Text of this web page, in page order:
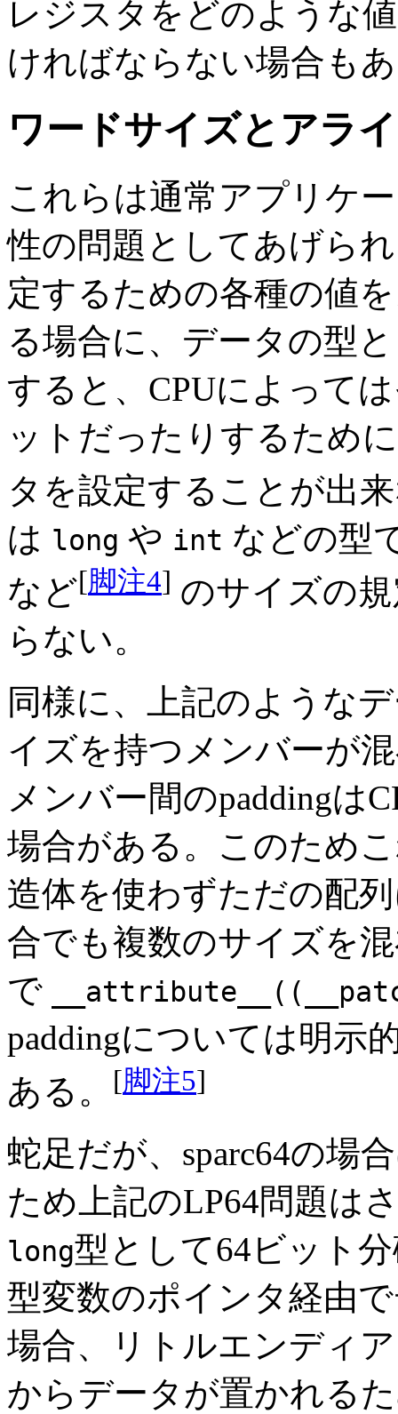
レジスタをどのような
ければならない場合も
ワードサイズとアラ
これらは通常アプリケ
性の問題としてあげら
定するための各種の値
る場合に、データの型
すると、CPUによって
ットだったりするため
タを設定することが出
は long や int などの型
など[脚注4] のサイズの
らない。
同様に、上記のような
イズを持つメンバーが
メンバー間のpaddingは
場合がある。このため
造体を使わずただの配
合でも複数のサイズを
で
paddingについては明示
ある。
[脚注5]
蛇足だが、sparc64の場
ため上記のLP64問題は
long型として64ビット
型変数のポインタ経由
場合、リトルエンディ
からデータが置かれる